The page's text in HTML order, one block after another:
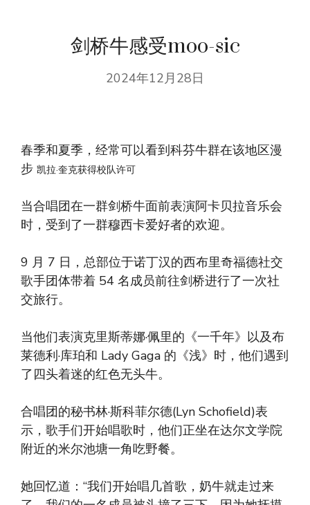
剑桥牛感受moo-sic
2024年12月28日
春季和夏季，经常可以看到科芬牛群在该地区漫
步 凯拉·奎克获得校队许可
当合唱团在一群剑桥牛面前表演阿卡贝拉音乐会
时，受到了一群穆西卡爱好者的欢迎。
9 月 7 日，总部位于诺丁汉的西布里奇福德社交
歌手团体带着 54 名成员前往剑桥进行了一次社
交旅行。
当他们表演克里斯蒂娜·佩里的《一千年》以及布
莱德利·库珀和 Lady Gaga 的《浅》时，他们遇到
了四头着迷的红色无头牛。
合唱团的秘书林·斯科菲尔德(Lyn Schofield)表
示，歌手们开始唱歌时，他们正坐在达尔文学院
附近的米尔池塘一角吃野餐。
她回忆道：“我们开始唱几首歌，奶牛就走过来